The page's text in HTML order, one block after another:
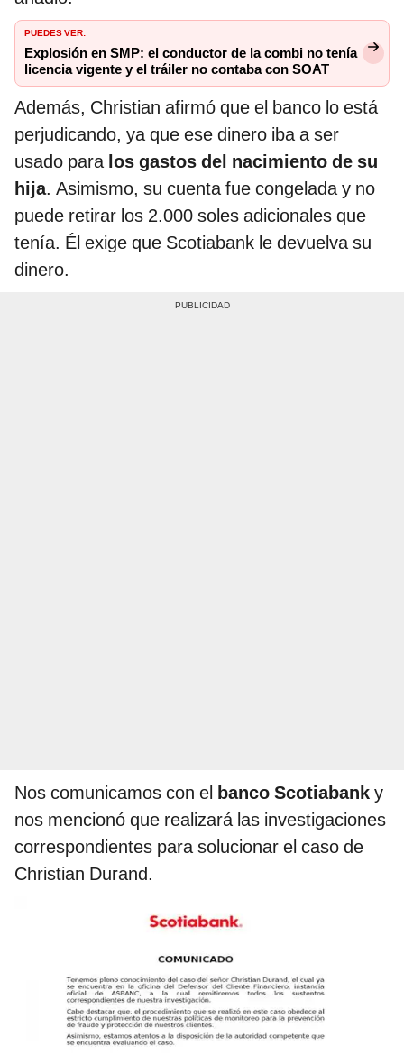
PUEDES VER:
Explosión en SMP: el conductor de la combi no tenía
licencia vigente y el tráiler no contaba con SOAT
Además, Christian afirmó que el banco lo está
perjudicando, ya que ese dinero iba a ser
usado paralos gastos del nacimiento de su
hija. Asimismo, su cuenta fue congelada y no
puede retirar los 2.000 soles adicionales que
tenía. Él exige que Scotiabank le devuelva su
dinero.
Nos comunicamos con el banco Scotiabank y
nos mencionó que realizará las investigaciones
correspondientes para solucionar el caso de
Christian Durand.